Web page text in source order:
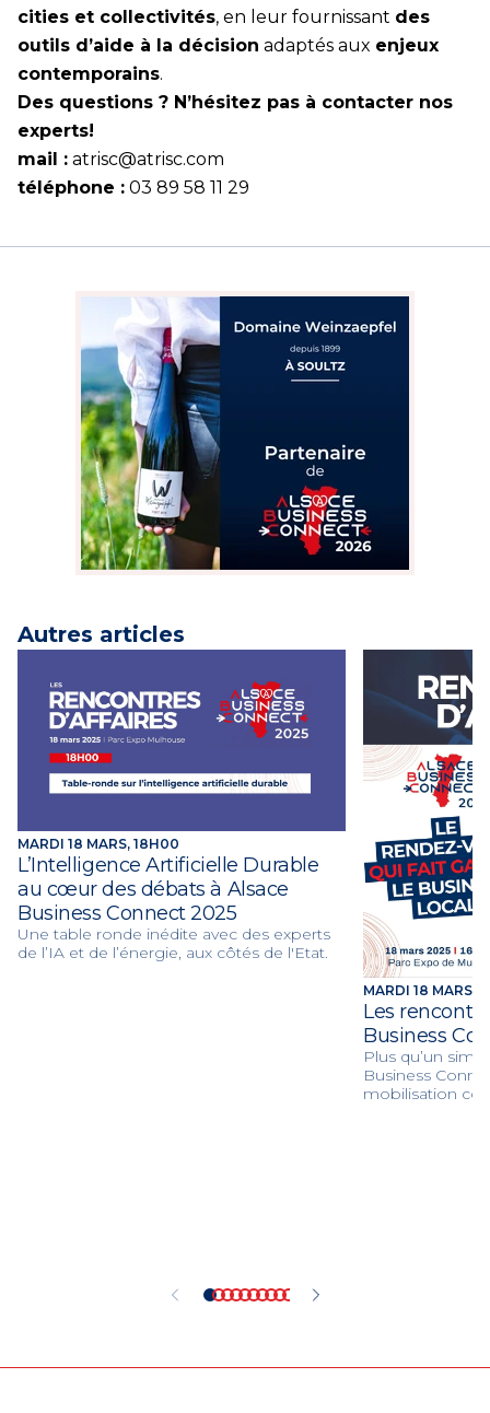
cities et collectivités, en leur fournissant des
outils d’aide à la décision adaptés aux enjeux
contemporains.
Des questions ? N’hésitez pas à contacter nos
experts!
mail : atrisc@atrisc.com
téléphone : 03 89 58 11 29
Autres articles
MARDI 18 MARS, 18H00
L’Intelligence Artificielle Durable
au cœur des débats à Alsace
Business Connect 2025
Une table ronde inédite avec des experts
de l’IA et de l’énergie, aux côtés de l'Etat.
MARDI 18 MARS
Les
Business
Plus qu’un
Business
mobilisation